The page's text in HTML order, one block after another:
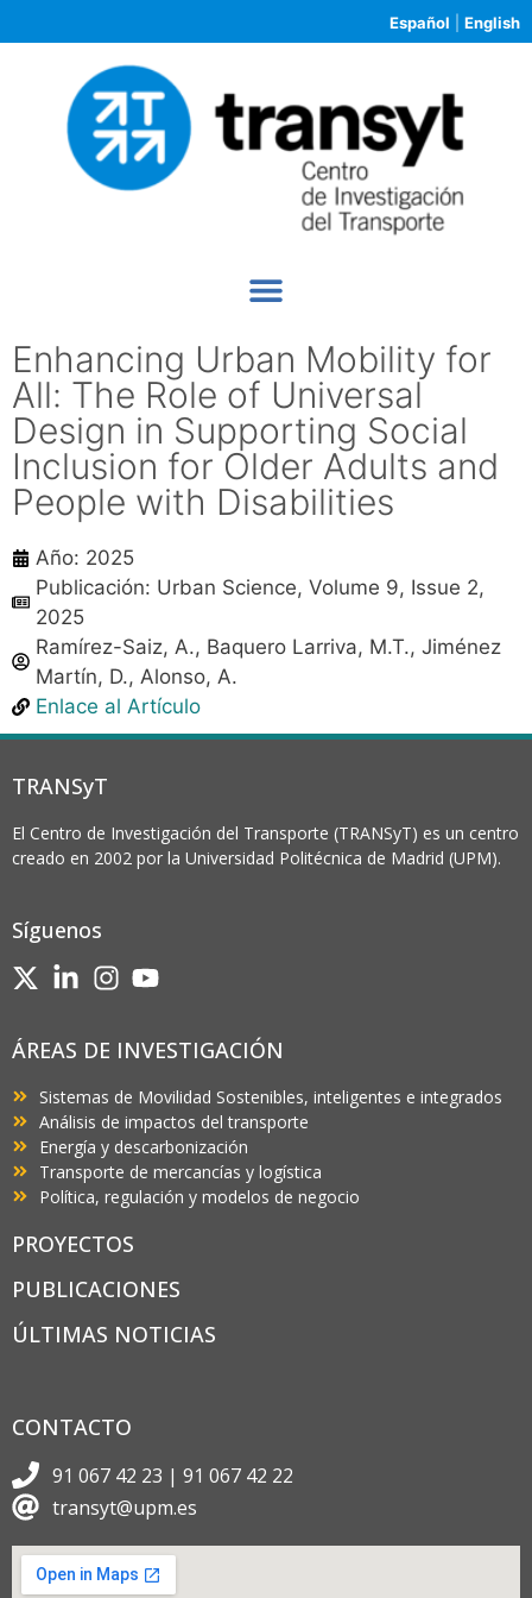
Español English
Enhancing Urban Mobility for
All: The Role of Universal
Design in Supporting Social
Inclusion for Older Adults and
People with Disabilities
Año: 2025
Publicación: Urban Science, Volume 9, Issue 2,
2025
Ramírez-Saiz, A., Baquero Larriva, M.T., Jiménez
Martín, D., Alonso, A.
Enlace al Artículo
TRANSyT
El Centro de Investigación del Transporte (TRANSyT) es un centro
creado en 2002 por la Universidad Politécnica de Madrid (UPM).
Síguenos
ÁREAS DE INVESTIGACIÓN
Sistemas de Movilidad Sostenibles, inteligentes e integrados
Análisis de impactos del transporte
Energía y descarbonización
Transporte de mercancías y logística
Política, regulación y modelos de negocio
PROYECTOS
PUBLICACIONES
ÚLTIMAS NOTICIAS
CONTACTO
91 067 42 23 | 91 067 42 22
transyt@upm.es